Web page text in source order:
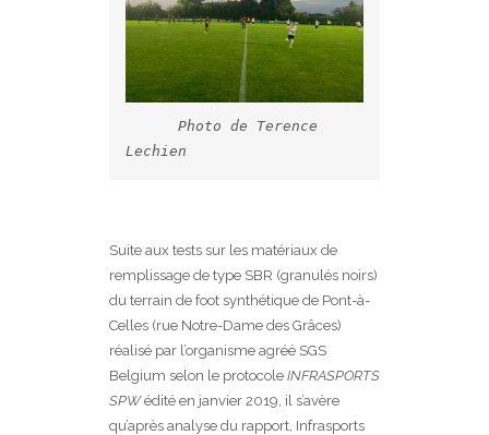
Photo de Terence
Lechien
Suite aux tests sur les matériaux de
remplissage de type SBR (granulés noirs)
du terrain de foot synthétique de Pont-à-
Celles (rue Notre-Dame des Grâces)
réalisé par l’organisme agréé SGS
Belgium selon le protocole INFRASPORTS
SPWédité en janvier 2019, il s’avère
qu’après analyse du rapport, Infrasports